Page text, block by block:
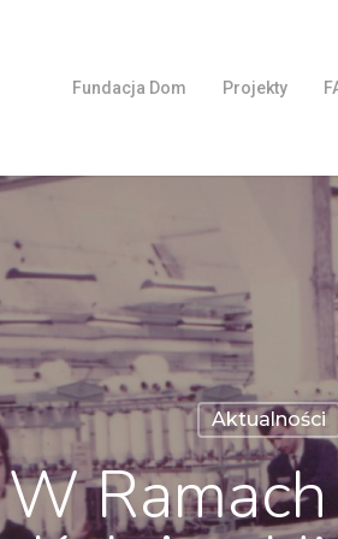
Fundacja Dom Projekty
Aktualności
Ramach